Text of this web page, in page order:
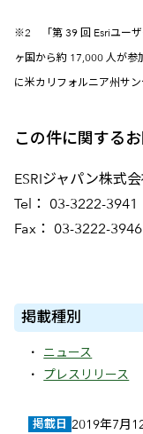
※2 「第 39 回 Esriユーザ
ヶ国から約 17,000 人が参
に米カリフォルニア州サ
この件に関する
ESRIジャパン株式
Tel： 03-3222-3941
Fax： 03-3222-3946
掲載種別
ニュース
プレスリリース
掲載日 2019年7月